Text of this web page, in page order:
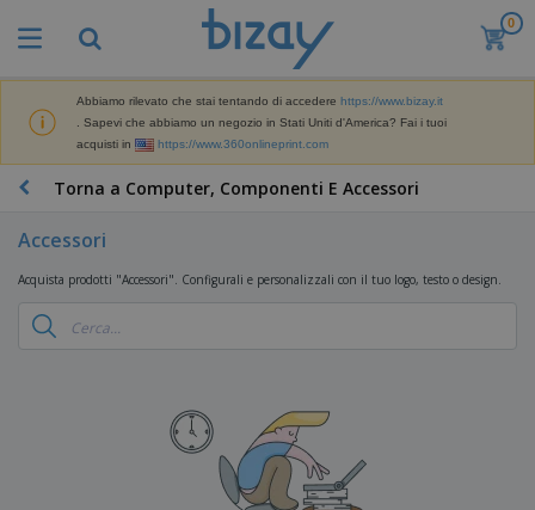
0
Abbiamo rilevato che stai tentando di accedere https://www.bizay.it
. Sapevi che abbiamo un negozio in Stati Uniti d'America? Fai i tuoi
acquisti in
https://www.360onlineprint.com
Torna a Computer, Componenti E Accessori
Accessori
Acquista prodotti "Accessori". Configurali e personalizzali con il tuo logo, testo o design.